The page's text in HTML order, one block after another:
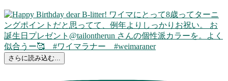
さらに読み込む...